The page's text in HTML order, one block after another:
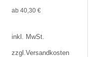
ab 40,30 €
inkl. MwSt.
zzgl. Versandkosten